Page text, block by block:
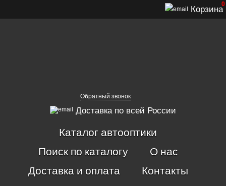
Обратный звонок
Доставка по всей России
Корзина
0
Каталог автооптики
Поиск по каталогу
О нас
Доставка и оплата
Контакты